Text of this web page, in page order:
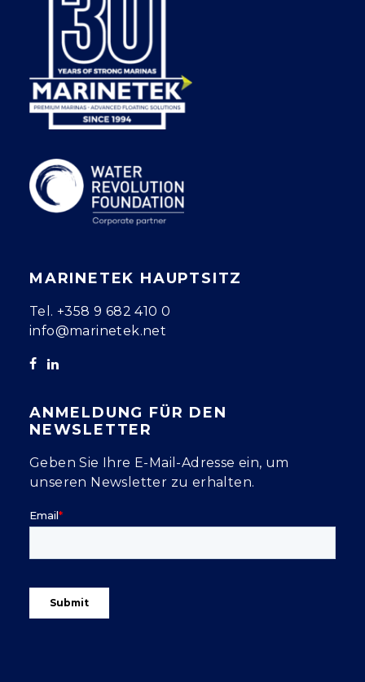
MARINETEK HAUPTSITZ
Tel. +358 9 682 410 0
info@marinetek.net
ANMELDUNG FÜR DEN
NEWSLETTER
Geben Sie Ihre E-Mail-Adresse ein, um
unseren Newsletter zu erhalten.